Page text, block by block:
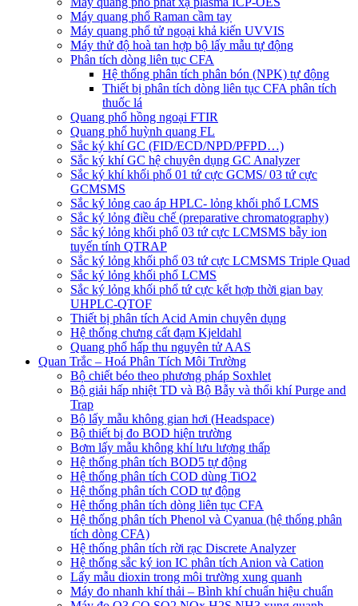
Máy quang phổ Raman cầm tay
Máy quang phổ tử ngoại khả kiến UVVIS
Máy thử độ hoà tan hợp bộ lấy mẫu tự động
Phân tích dòng liên tục CFA
Hệ thống phân tích phân bón (NPK) tự động
Thiết bị phân tích dòng liên tục CFA phân tích
thuốc lá
Quang phổ hồng ngoại FTIR
Quang phổ huỳnh quang FL
Sắc ký khí GC (FID/ECD/NPD/PFPD…)
Sắc ký khí GC hệ chuyên dụng GC Analyzer
Sắc ký khí khối phổ 01 tứ cực GCMS/ 03 tứ cực
GCMSMS
Sắc ký lỏng cao áp HPLC- lỏng khối phổ LCMS
Sắc ký lỏng điều chế (preparative chromatography)
Sắc ký lỏng khối phổ 03 tứ cực LCMSMS bẫy ion
tuyến tính QTRAP
Sắc ký lỏng khối phổ 03 tứ cực LCMSMS Triple Quad
Sắc ký lỏng khối phổ LCMS
Sắc ký lỏng khối phổ tứ cực kết hợp thời gian bay
UHPLC-QTOF
Thiết bị phân tích Acid Amin chuyên dụng
Hệ thống chưng cất đạm Kjeldahl
Quang phổ hấp thu nguyên tử AAS
Quan Trắc – Hoá Phân Tích Môi Trường
Bộ chiết béo theo phương pháp Soxhlet
Bộ giải hấp nhiệt TD và Bộ Bẫy và thổi khí Purge and
Trap
Bộ lấy mẫu không gian hơi (Headspace)
Bộ thiết bị đo BOD hiện trường
Bơm lấy mẫu không khí lưu lượng thấp
Hệ thống phân tích BOD5 tự động
Hệ thống phân tích COD dùng TiO2
Hệ thống phân tích COD tự động
Hệ thống phân tích dòng liên tục CFA
Hệ thống phân tích Phenol và Cyanua (hệ thống phân
tích dòng CFA)
Hệ thống phân tích rời rạc Discrete Analyzer
Hệ thống sắc ký ion IC phân tích Anion và Cation
Lấy mẫu dioxin trong môi trường xung quanh
Máy đo nhanh khí thải – Bình khí chuẩn hiệu chuẩn